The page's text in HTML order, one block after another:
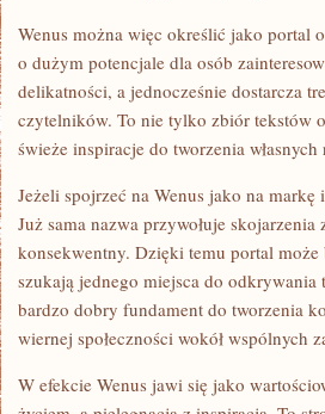
Wenus można więc określić jako portal
o dużym potencjale dla osób
delikatności, a jednocześnie dostarcza
czytelników. To nie tylko zbiór tekstów
świeże inspiracje do tworzenia własnych
Jeżeli spojrzeć na Wenus jako na
Już sama nazwa przywołuje
konsekwentny. Dzięki temu portal
szukają jednego miejsca do
bardzo dobry fundament do tworzenia
wiernej społeczności wokół wspólnych
W efekcie Wenus jawi się jako